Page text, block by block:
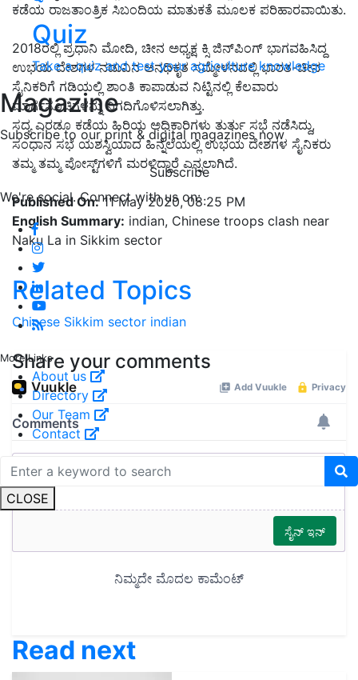
Quiz
Take a quiz and test your agriculture knowledge
Magazine
Subscribe to our print & digital magazines now
Subscribe
We're social. Connect with us on:
More Links
About us
Directory
Our Team
Contact
CLOSE
ಕಡೆಯ ರಾಜತಾಂತ್ರಿಕ ಸಿಬಂದಿಯ ಮಾತುಕತೆ ಮೂಲಕ ಪರಿಹಾರವಾಯಿತು.
2018ರಲ್ಲಿ ಪ್ರಧಾನಿ ಮೋದಿ, ಚೀನ ಅಧ್ಯಕ್ಷ ಕ್ಸಿ ಜಿನ್‌ಪಿಂಗ್‌ ಭಾಗವಹಿಸಿದ್ದ
ಉಭಯ ದೇಶಗಳ ನಡುವಿನ ಅನಧಿಕೃತ ಸಮ್ಮೇಳನದಲ್ಲಿ ಭಾರತ-ಚೀನ
ಸೈನಿಕರಿಗೆ ಗಡಿಯಲ್ಲಿ ಶಾಂತಿ ಕಾಪಾಡುವ ನಿಟ್ಟಿನಲ್ಲಿ ಕೆಲವಾರು
ಮಾರ್ಗಸೂಚಿಗಳನ್ನು ನಿಗದಿಗೊಳಿಸಲಾಗಿತ್ತು.
ಸದ್ಯ ಎರಡೂ ಕಡೆಯ ಹಿರಿಯ ಅಧಿಕಾರಿಗಳು ತುರ್ತು ಸಭೆ ನಡೆಸಿದ್ದು,
ಸಂಧಾನ ಸಭೆ ಯಶಸ್ವಿಯಾದ ಹಿನ್ನೆಲೆಯಲ್ಲಿ ಉಭಯ ದೇಶಗಳ ಸೈನಿಕರು
ತಮ್ಮ ತಮ್ಮ ಪೋಸ್ಟ್‌ಗಳಿಗೆ ಮರಳಿದ್ದಾರೆ ಎನ್ನಲಾಗಿದೆ.
Published On:11 May 2020, 08:25 PM
English Summary: indian, Chinese troops clash near
Naku La in Sikkim sector
Related Topics
Chinese Sikkim sector indian
Share your comments
Read next